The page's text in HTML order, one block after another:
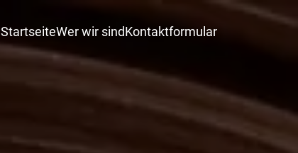
StartseiteWer wir sindKontaktformular